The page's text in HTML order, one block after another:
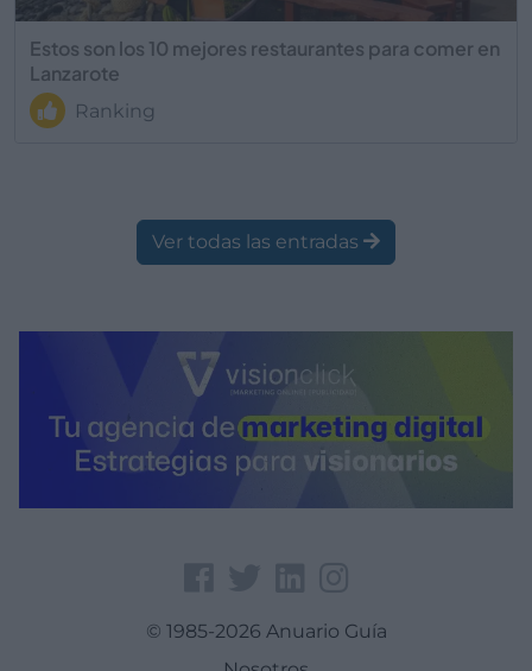
Estos son los 10 mejores restaurantes para comer en
Lanzarote
Ranking
Ver todas las entradas
© 1985-2026 Anuario Guía